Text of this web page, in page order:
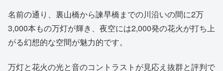
名前の通り、裏山橋から諫早橋までの川沿いの間に2万
3,000本もの万灯が輝き、夜空には2,000発の花火が打ち上
がる幻想的な空間が魅力的です。
万灯と花火の光と音のコントラストが見応え抜群と評判で